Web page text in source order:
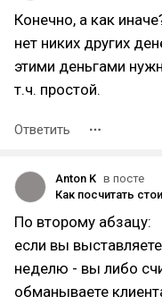
Конечно, а как
нет никих других
этими деньгами
т.ч. простой.
Ответить
Anton K в посте
По второму абзацу:
если вы
неделю - вы либо
обманываете